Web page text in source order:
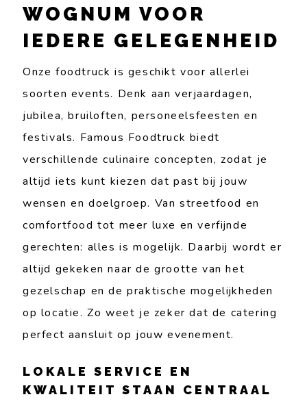
WOGNUM VOOR
IEDERE GELEGENHEID
Onze foodtruck is geschikt voor allerlei
soorten events. Denk aan verjaardagen,
jubilea, bruiloften, personeelsfeesten en
festivals. Famous Foodtruck biedt
verschillende culinaire concepten, zodat je
altijd iets kunt kiezen dat past bij jouw
wensen en doelgroep. Van streetfood en
comfortfood tot meer luxe en verfijnde
gerechten: alles is mogelijk. Daarbij wordt er
altijd gekeken naar de grootte van het
gezelschap en de praktische mogelijkheden
op locatie. Zo weet je zeker dat de catering
perfect aansluit op jouw evenement.
LOKALE SERVICE EN
KWALITEIT STAAN CENTRAAL